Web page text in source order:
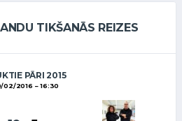
TIKŠANĀS REIZES
PĀRI 2015
02/2016 16:30